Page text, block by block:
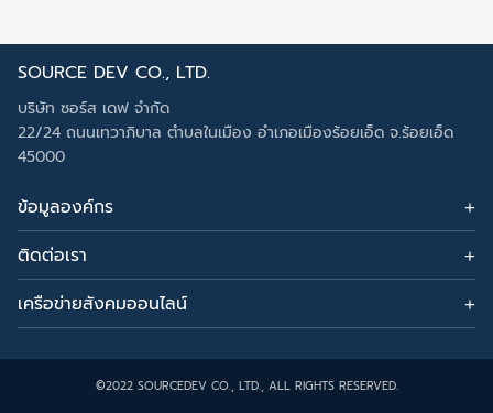
for:
SOURCE DEV CO., LTD.
บริษัท ซอร์ส เดฟ จำกัด
22/24 ถนนเทวาภิบาล ตำบลในเมือง อำเภอเมืองร้อยเอ็ด จ.ร้อยเอ็ด
45000
ข้อมูลองค์กร
ข่าวสาร
บทความ
เกี่ยวกับเรา
นโยบายความเป็นส่วนตัว
ติดต่อเรา
อีเมล:administrator@sourcedev.app
โทรศัพท์: 095-6295946, 099-9461995
เครือข่ายสังคมออนไลน์
©2022 SOURCEDEV CO., LTD., ALL RIGHTS RESERVED.